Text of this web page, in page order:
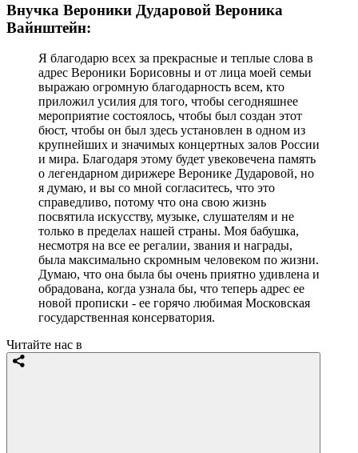
Внучка Вероники Дударовой Вероника
Вайнштейн:
Я благодарю всех за прекрасные и теплые слова в
адрес Вероники Борисовны и от лица моей семьи
выражаю огромную благодарность всем, кто
приложил усилия для того, чтобы сегодняшнее
мероприятие состоялось, чтобы был создан этот
бюст, чтобы он был здесь установлен в одном из
крупнейших и значимых концертных залов России
и мира. Благодаря этому будет увековечена память
о легендарном дирижере Веронике Дударовой, но
я думаю, и вы со мной согласитесь, что это
справедливо, потому что она свою жизнь
посвятила искусству, музыке, слушателям и не
только в пределах нашей страны. Моя бабушка,
несмотря на все ее регалии, звания и награды,
была максимально скромным человеком по жизни.
Думаю, что она была бы очень приятно удивлена и
обрадована, когда узнала бы, что теперь адрес ее
новой прописки - ее горячо любимая Московская
государственная консерватория.
Читайте нас в